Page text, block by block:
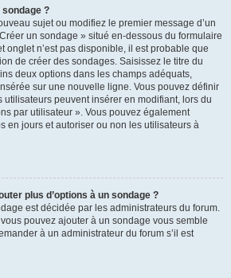
?
sujet ou modifiez le premier message d’un
un sondage » situé en-dessous du formulaire
onglet n’est pas disponible, il est probable que
de créer des sondages. Saisissez le titre du
deux options dans les champs adéquats,
sur une nouvelle ligne. Vous pouvez définir
utilisateurs peuvent insérer en modifiant, lors du
par utilisateur ». Vous pouvez également
en jours et autoriser ou non les utilisateurs à
plus d’options à un sondage ?
est décidée par les administrateurs du forum.
pouvez ajouter à un sondage vous semble
à un administrateur du forum s’il est